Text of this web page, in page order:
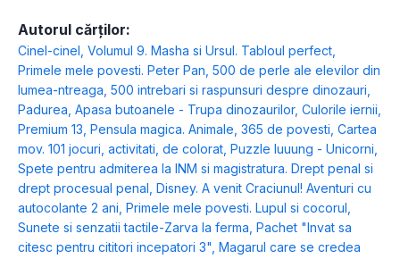
Autorul cărților:
Cinel-cinel , Volumul 9. Masha si Ursul. Tabloul perfect,
Primele mele povesti. Peter Pan, 500 de perle ale elevilor din
lumea-ntreaga, 500 intrebari si raspunsuri despre dinozauri,
Padurea, Apasa butoanele - Trupa dinozaurilor, Culorile iernii,
Premium 13, Pensula magica. Animale, 365 de povesti, Cartea
mov. 101 jocuri, activitati, de colorat, Puzzle luuung - Unicorni,
Spete pentru admiterea la INM si magistratura. Drept penal si
drept procesual penal , Disney. A venit Craciunul! Aventuri cu
autocolante 2 ani, Primele mele povesti. Lupul si cocorul ,
Sunete si senzatii tactile-Zarva la ferma, Pachet "Invat sa
citesc pentru cititori incepatori 3", Magarul care se credea